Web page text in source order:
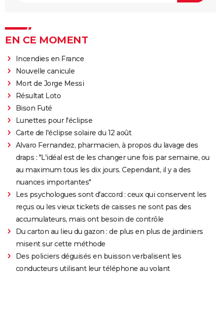
EN CE MOMENT
Incendies en France
Nouvelle canicule
Mort de Jorge Messi
Résultat Loto
Bison Futé
Lunettes pour l'éclipse
Carte de l'éclipse solaire du 12 août
Alvaro Fernandez, pharmacien, à propos du lavage des
draps : "L'idéal est de les changer une fois par semaine, ou
au maximum tous les dix jours. Cependant, il y a des
nuances importantes"
Les psychologues sont d'accord : ceux qui conservent les
reçus ou les vieux tickets de caisses ne sont pas des
accumulateurs, mais ont besoin de contrôle
Du carton au lieu du gazon : de plus en plus de jardiniers
misent sur cette méthode
Des policiers déguisés en buisson verbalisent les
conducteurs utilisant leur téléphone au volant